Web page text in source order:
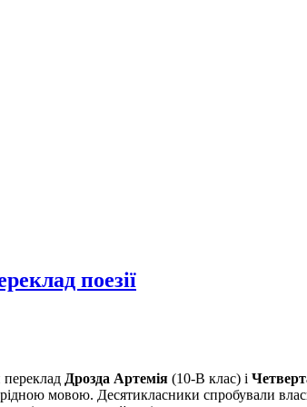
поезії
Дрозда Артемія (10-В клас) і
рідною мовою. Десятикласники спробували